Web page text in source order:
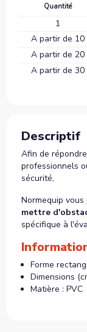
Quantité
1
A partir de 10
A partir de 20
A partir de 30
Descriptif
Afin de
professionnels
sécurité,
Normequip vous
mettre
spécifique à
Forme
Dimensions
Matière : PVC